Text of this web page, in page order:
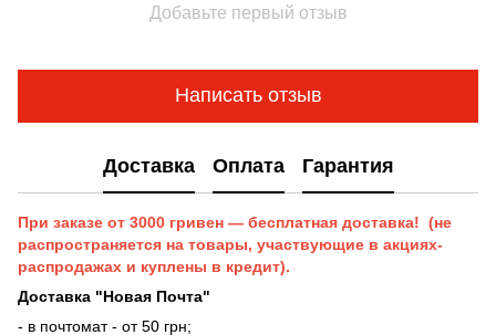
Добавьте первый отзыв
Написать отзыв
Доставка Оплата Гарантия
При заказе от 3000 гривен — бесплатная доставка! (не
распространяется на товары, участвующие в акциях-
распродажах и куплены в кредит).
Доставка "Новая Почта"
- в почтомат - от 50 грн;